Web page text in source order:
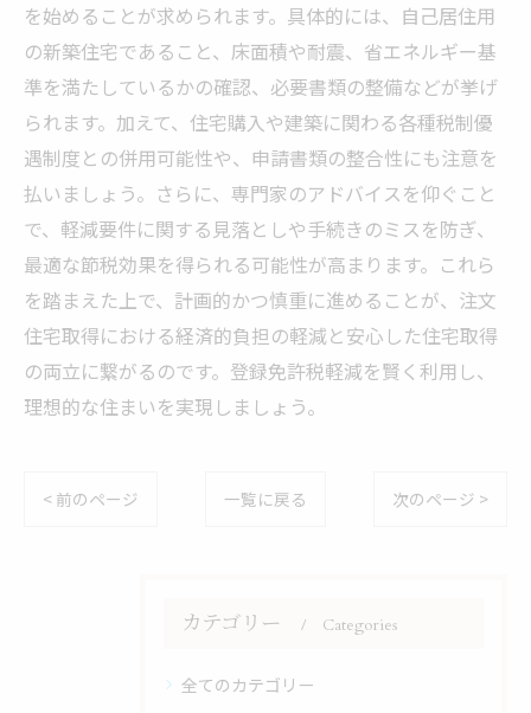
を始めることが求められます。具体的には、自己居住用
の新築住宅であること、床面積や耐震、省エネルギー基
準を満たしているかの確認、必要書類の整備などが挙げ
られます。加えて、住宅購入や建築に関わる各種税制優
遇制度との併用可能性や、申請書類の整合性にも注意を
払いましょう。さらに、専門家のアドバイスを仰ぐこと
で、軽減要件に関する見落としや手続きのミスを防ぎ、
最適な節税効果を得られる可能性が高まります。これら
を踏まえた上で、計画的かつ慎重に進めることが、注文
住宅取得における経済的負担の軽減と安心した住宅取得
の両立に繋がるのです。登録免許税軽減を賢く利用し、
理想的な住まいを実現しましょう。
< 前のページ 一覧に戻る 次のページ >
カテゴリー Categories
全てのカテゴリー